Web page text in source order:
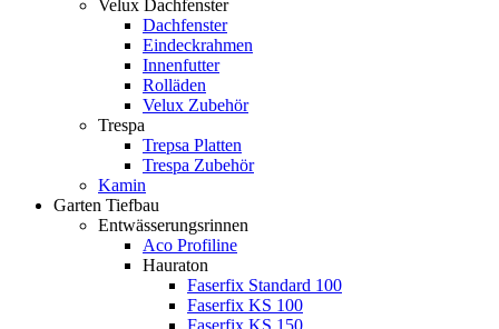
Velux Dachfenster
Dachfenster
Eindeckrahmen
Innenfutter
Rolläden
Velux Zubehör
Trespa
Trepsa Platten
Trespa Zubehör
Kamin
Garten Tiefbau
Entwässerungsrinnen
Aco Profiline
Hauraton
Faserfix Standard 100
Faserfix KS 100
Faserfix KS 150